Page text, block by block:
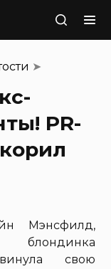
Поиск
➤
PR-
Мэнсфилд,
блондинка
свою